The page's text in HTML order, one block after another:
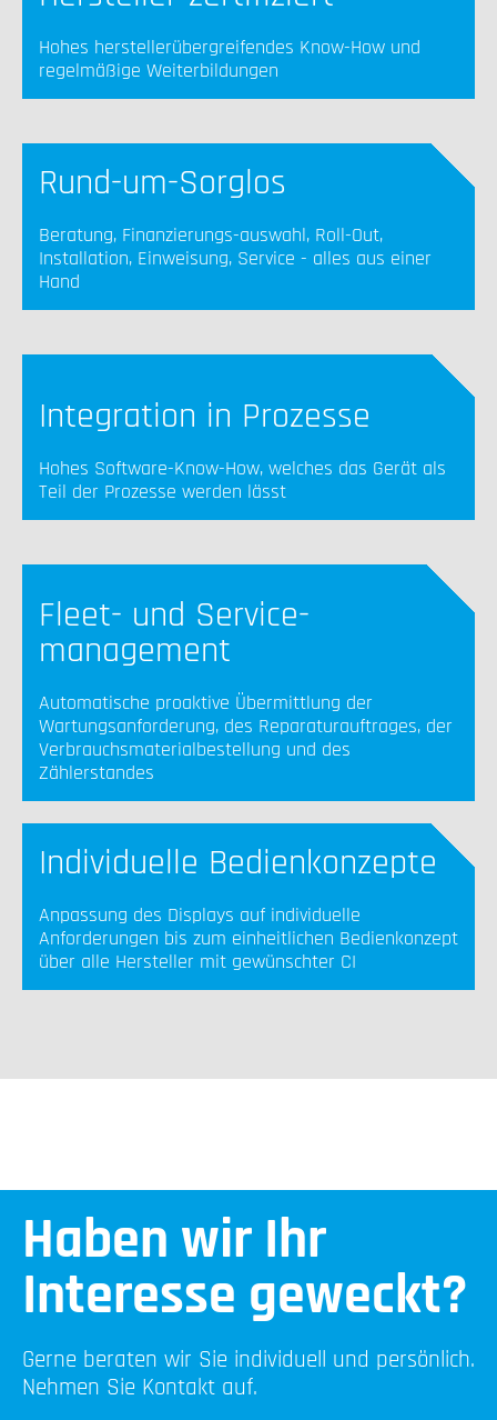
Hohes herstellerübergreifendes Know-How und
regelmäßige Weiterbildungen
Rund-um-Sorglos
Beratung, Finanzierungs-auswahl, Roll-Out,
Installation, Einweisung, Service - alles aus einer
Hand
Integration in Prozesse
Hohes Software-Know-How, welches das Gerät als
Teil der Prozesse werden lässt
Fleet- und Service-
management
Automatische proaktive Übermittlung der
Wartungsanforderung, des Reparaturauftrages, der
Verbrauchsmaterialbestellung und des
Zählerstandes
Individuelle Bedienkonzepte
Anpassung des Displays auf individuelle
Anforderungen bis zum einheitlichen Bedienkonzept
über alle Hersteller mit gewünschter CI
Haben wir Ihr
Interesse geweckt?
Gerne beraten wir Sie individuell und persönlich.
Nehmen Sie Kontakt auf.